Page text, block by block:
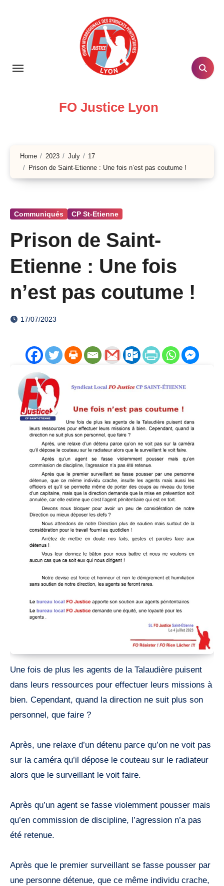
FO Justice Lyon
Home 2023 July
17
Prison de Saint-Etienne : Une fois n’est pas coutume !
Communiqués CP St-Etienne
Prison de Saint-
Etienne : Une fois
n’est pas coutume !
17/07/2023
Une fois de plus les agents de la Talaudière puisent
dans leurs ressources pour effectuer leurs missions à
bien. Cependant, quand la direction ne suit plus son
personnel, que faire ?
Après, une relaxe d’un détenu parce qu’on ne voit pas
sur la caméra qu’il dépose le couteau sur le radiateur
alors que le surveillant le voit faire.
Après qu’un agent se fasse violemment pousser mais
qu’en commission de discipline, l’agression n’a pas
été retenue.
Après que le premier surveillant se fasse pousser par
une personne détenue, que ce même individu crache,